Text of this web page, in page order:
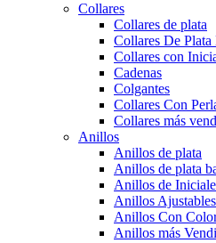
Collares
Collares de plata
Collares De
Collares con
Cadenas
Colgantes
Collares Con
Collares más
Anillos
Anillos de plata
Anillos de plata
Anillos de
Anillos Ajustables
Anillos Con
Anillos más